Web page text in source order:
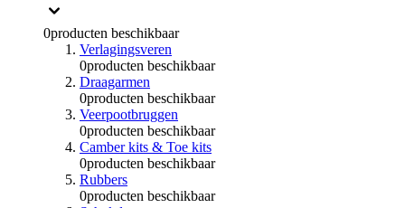
0producten beschikbaar
Verlagingsveren
0producten beschikbaar
Draagarmen
0producten beschikbaar
Veerpootbruggen
0producten beschikbaar
Camber kits & Toe kits
0producten beschikbaar
Rubbers
0producten beschikbaar